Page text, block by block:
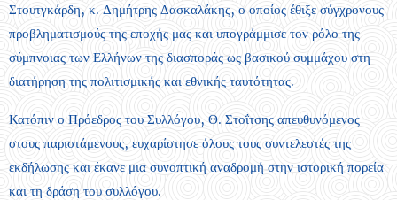
Στουτγκάρδη, κ. Δημήτρης Δασκαλάκης, ο οποίος έθιξε σύγχρονους
προβληματισμούς της εποχής μας και υπογράμμισε τον ρόλο της
σύμπνοιας των Ελλήνων της διασποράς ως βασικού συμμάχου στη
διατήρηση της πολιτισμικής και εθνικής ταυτότητας.
Κατόπιν ο Πρόεδρος του Συλλόγου, Θ. Στοΐτσης απευθυνόμενος
στους παριστάμενους, ευχαρίστησε όλους τους συντελεστές της
εκδήλωσης και έκανε μια συνοπτική αναδρομή στην ιστορική πορεία
και τη δράση του συλλόγου.